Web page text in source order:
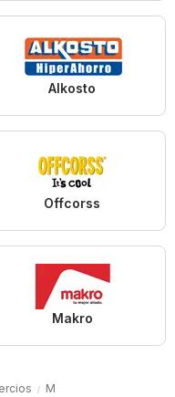
Alkosto
Offcorss
Makro
M